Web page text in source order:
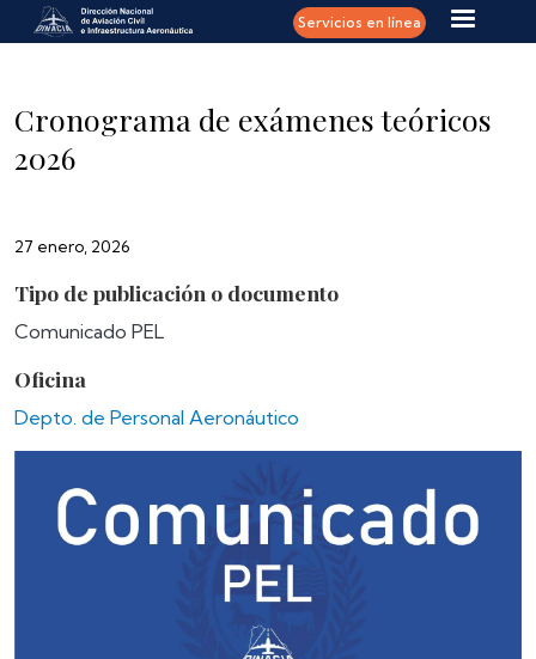
Pasar al contenido principal Servicios en línea
Cronograma de exámenes teóricos
2026
27 enero, 2026
Tipo de publicación o documento
Comunicado PEL
Oficina
Depto. de Personal Aeronáutico